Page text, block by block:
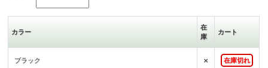
カラー
在
庫
カート
ブラック × 在庫切れ